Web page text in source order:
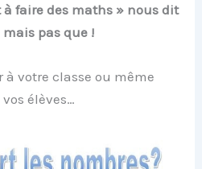
à faire des maths » nous dit
pas que !
à votre classe ou même
élèves…